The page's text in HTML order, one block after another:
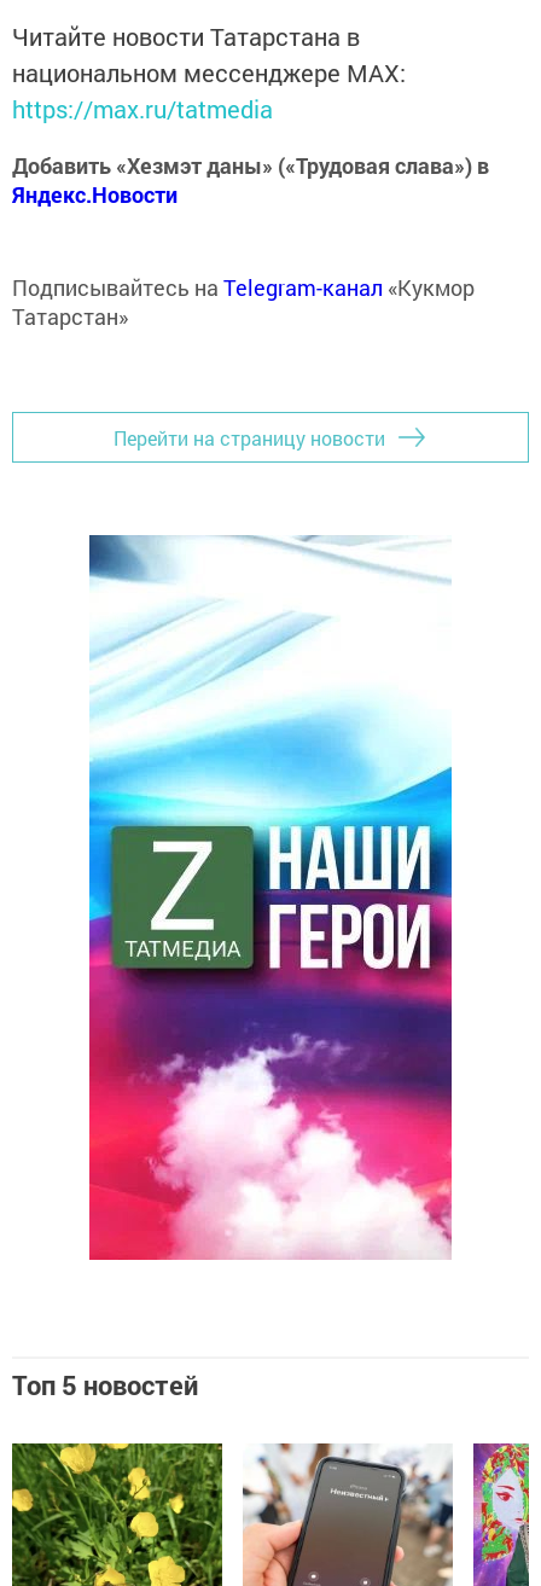
Читайте новости Татарстана в
национальном мессенджере MАХ:
https://max.ru/tatmedia
Добавить «Хезмэт даны» («Трудовая слава») в
Яндекс.Новости
Подписывайтесь на Telegram-канал «Кукмор
Татарстан»
Перейти на страницу новости
Топ 5 новостей